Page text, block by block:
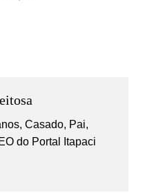
Casado, Pai,
do Portal Itapaci